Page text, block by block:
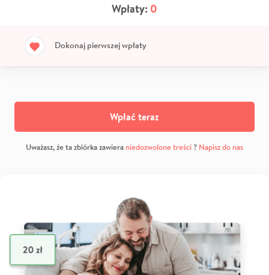
Wpłaty: 0
Dokonaj pierwszej wpłaty
Wpłać teraz
Uważasz, że ta zbiórka zawiera niedozwolone treści? Napisz do nas